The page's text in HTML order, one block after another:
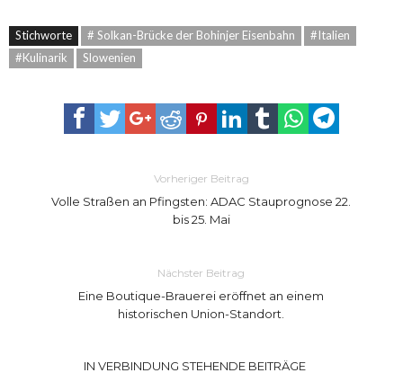
Stichworte # Solkan-Brücke der Bohinjer Eisenbahn
#Italien
#Kulinarik
Slowenien
Vorheriger Beitrag
Volle Straßen an Pfingsten: ADAC Stauprognose 22.
bis 25. Mai
Nächster Beitrag
Eine Boutique-Brauerei eröffnet an einem
historischen Union-Standort.
IN VERBINDUNG STEHENDE BEITRÄGE